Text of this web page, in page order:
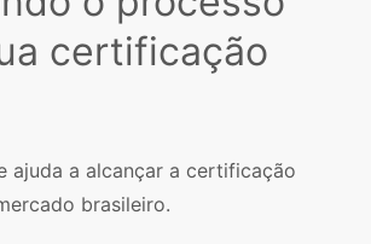
certificação
ajuda a alcançar a certificação
brasileiro.